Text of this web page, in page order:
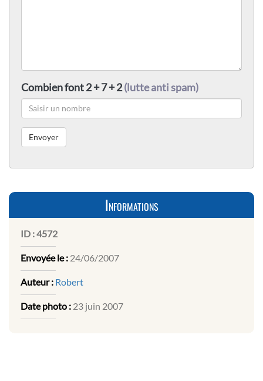
Combien font 2 + 7 + 2(lutte anti spam)
Informations
ID :4572
Envoyée le : 24/06/2007
Auteur : Robert
Date photo : 23 juin 2007